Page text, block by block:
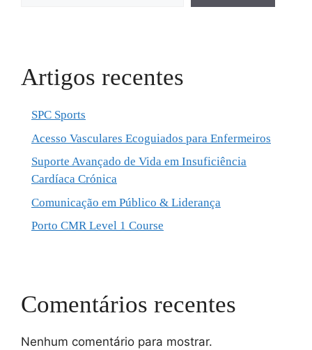
Artigos recentes
SPC Sports
Acesso Vasculares Ecoguiados para Enfermeiros
Suporte Avançado de Vida em Insuficiência
Cardíaca Crónica
Comunicação em Público & Liderança
Porto CMR Level 1 Course
Comentários recentes
Nenhum comentário para mostrar.